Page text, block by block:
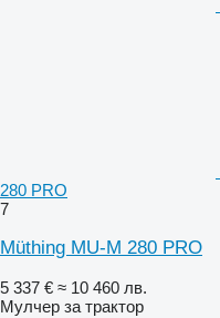
280 PRO
7
Müthing MU-M 280 PRO
5 337 € ≈ 10 460 лв.
Мулчер за трактор